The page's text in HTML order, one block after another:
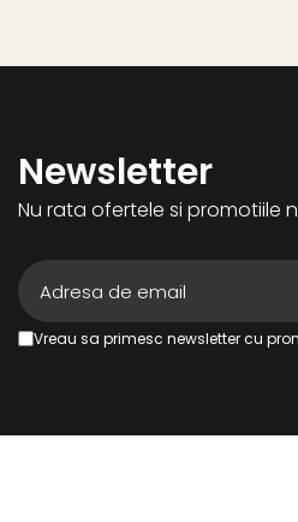
Newsletter
Nu rata ofertele si promotiile
Vreau sa primesc newsletter cu